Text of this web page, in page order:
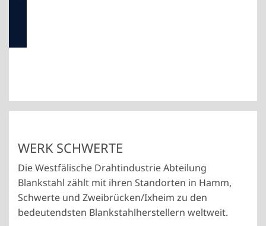
WERK SCHWERTE
Die Westfälische Drahtindustrie Abteilung
Blankstahl zählt mit ihren Standorten in Hamm,
Schwerte und Zweibrücken/Ixheim zu den
bedeutendsten Blankstahlherstellern weltweit.